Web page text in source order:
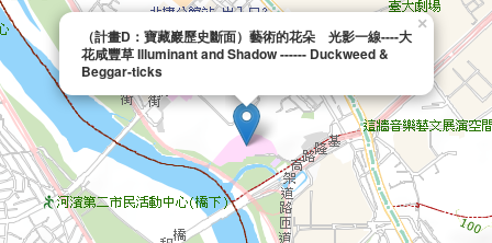
（計畫D：寶藏巖歷史斷面）藝術的花朵 光影一線----大
花咸豐草 Illuminant and Shadow ------ Duckweed &
Beggar-ticks
×